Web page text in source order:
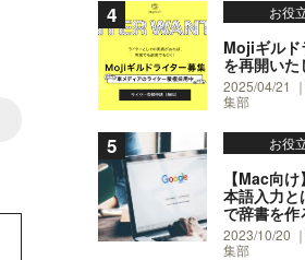
お役
Mojiギルド
を再開いた
2025/04/21
集部
お役
【Mac向
本語入力と
で辞書を作
2023/10/20
集部